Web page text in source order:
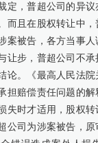
定，普超公司的异
而且在股权转让中
案被告，各方当事
让步，普超公司不
论。《最高人民法
担赔偿责任问题的
失时才适用，股权
公司为涉案被告，